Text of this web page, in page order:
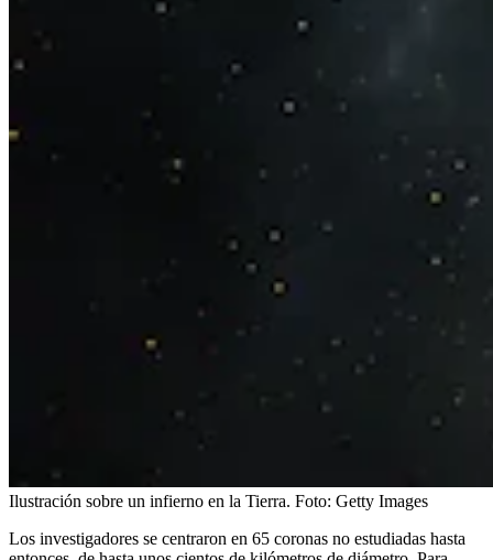
Ilustración sobre un infierno en la Tierra. Foto: Getty Images
Los investigadores se centraron en 65 coronas no estudiadas hasta